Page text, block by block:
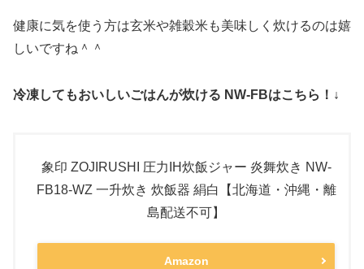
健康に気を使う方は玄米や雑穀米も美味しく炊けるのは嬉
しいですね＾＾
冷凍してもおいしいごはんが炊ける NW-FBはこちら！↓
象印 ZOJIRUSHI 圧力IH炊飯ジャー 炎舞炊き NW-
FB18-WZ 一升炊き 炊飯器 絹白【北海道・沖縄・離
島配送不可】
Amazon